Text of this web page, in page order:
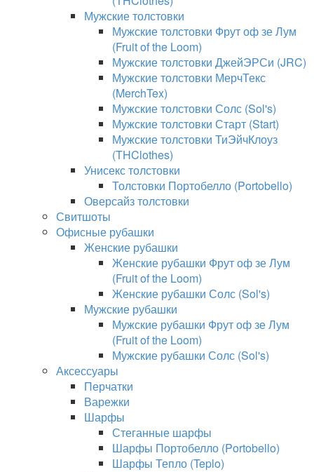
Мужские толстовки
Мужские толстовки Фрут оф зе Лум
(Fruit of the Loom)
Мужские толстовки ДжейЭРСи (JRC)
Мужские толстовки МерчТекс
(MerchTex)
Мужские толстовки Солс (Sol's)
Мужские толстовки Старт (Start)
Мужские толстовки ТиЭйчКлоуз
(THClothes)
Унисекс толстовки
Толстовки Портобелло (Portobello)
Оверсайз толстовки
Свитшоты
Офисные рубашки
Женские рубашки
Женские рубашки Фрут оф зе Лум
(Fruit of the Loom)
Женские рубашки Солс (Sol's)
Мужские рубашки
Мужские рубашки Фрут оф зе Лум
(Fruit of the Loom)
Мужские рубашки Солс (Sol's)
Аксессуары
Перчатки
Варежки
Шарфы
Стеганные шарфы
Шарфы Портобелло (Portobello)
Шарфы Тепло (Teplo)